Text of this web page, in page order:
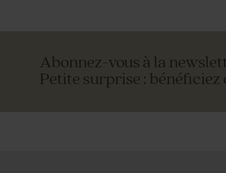
Abonnez-vous à la
Petite surprise : bénéficiez